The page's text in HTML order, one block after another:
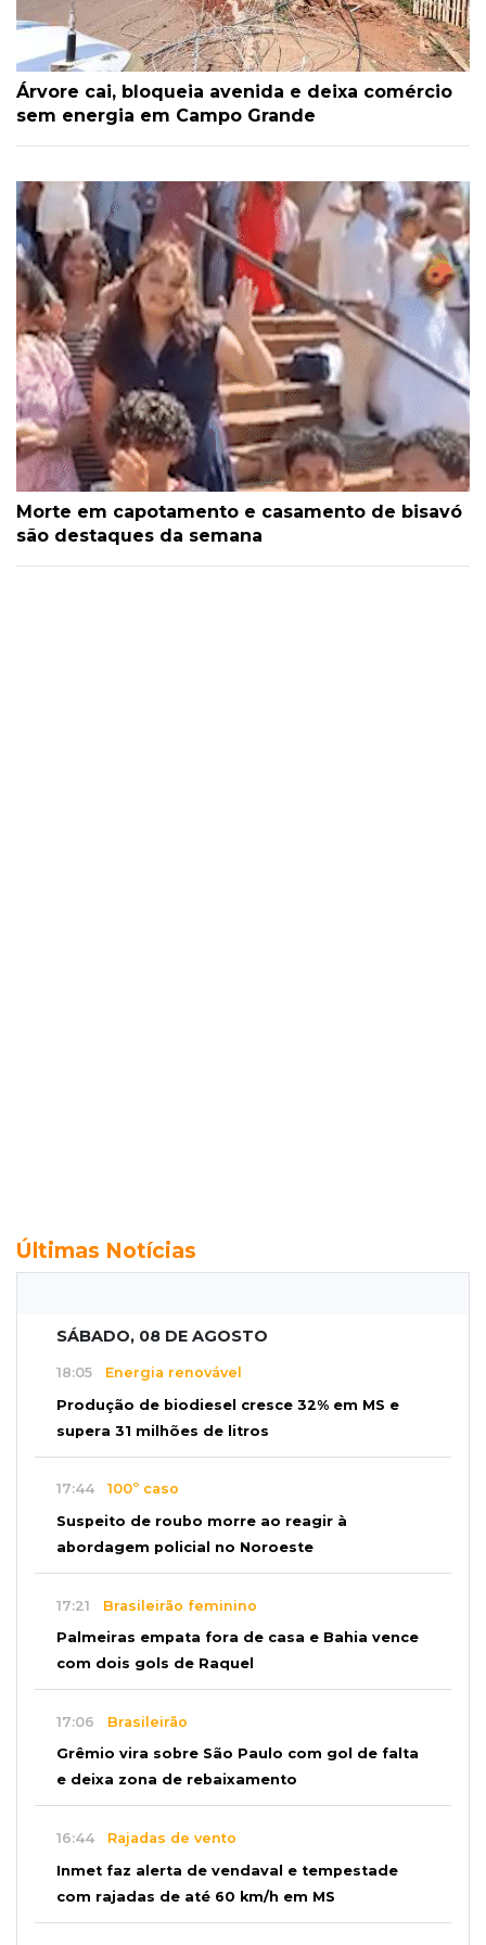
Árvore cai, bloqueia avenida e deixa comércio
sem energia em Campo Grande
Morte em capotamento e casamento de bisavó
são destaques da semana
Últimas Notícias
SÁBADO, 08 DE AGOSTO
18:05 Energia renovável
Produção de biodiesel cresce 32% em MS e
supera 31 milhões de litros
17:44 100º caso
Suspeito de roubo morre ao reagir à
abordagem policial no Noroeste
17:21 Brasileirão feminino
Palmeiras empata fora de casa e Bahia vence
com dois gols de Raquel
17:06 Brasileirão
Grêmio vira sobre São Paulo com gol de falta
e deixa zona de rebaixamento
16:44 Rajadas de vento
Inmet faz alerta de vendaval e tempestade
com rajadas de até 60 km/h em MS